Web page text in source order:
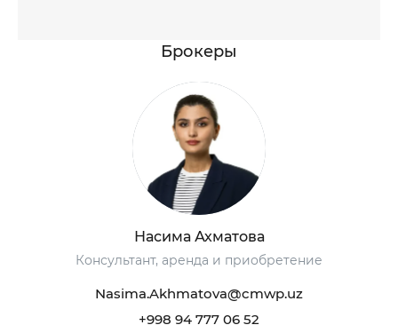
Брокеры
Насима Ахматова
Консультант, аренда и приобретение
Nasima.Akhmatova@cmwp.uz
+998 94 777 06 52
info@cmwp.uz
info@cmwp.uz